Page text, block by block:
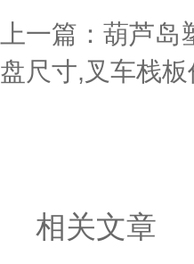
上一篇：葫芦
盘尺寸,叉车栈
相关文章